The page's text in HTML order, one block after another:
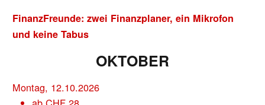
FinanzFreunde: zwei Finanzplaner, ein Mikrofon
und keine Tabus
OKTOBER
Montag, 12.10.2026